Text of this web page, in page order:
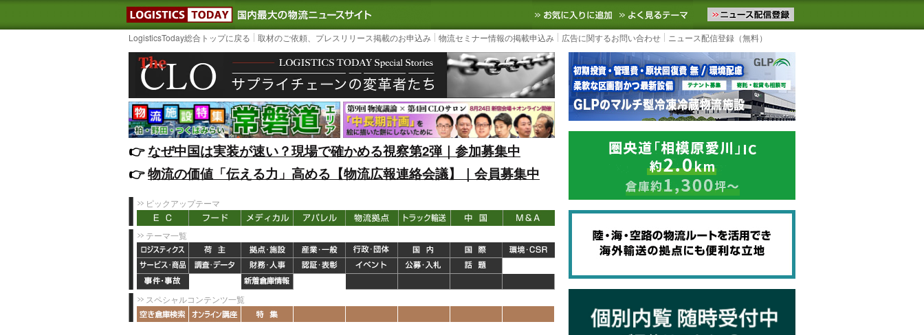
LOGISTICS TODAY｜国内最大の物流ニュースサイト3PL, SCMなど国内外の最新の物流ニュースをお届けします。物流ニュースメール配信を登録す
お気に入りに追加 よく見るテーマ
LogisticsToday総合トップに戻る 取材のご依頼、プレスリリース掲載のお申込み 物流セミナー情報の掲載申込み 広告に関するお問い合わせ ニュース配信登録（無料）
👉️なぜ中国は実装が速い？現場で確かめる視察第2弾｜参加募集中
👉️物流の価値「伝える力」高める【物流広報連絡会議】｜会員募集中
ピックアップテーマ
テーマ一覧
スペシャルコンテンツ一覧